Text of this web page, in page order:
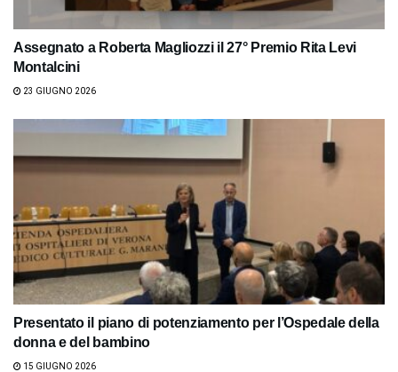
Assegnato a Roberta Magliozzi il 27° Premio Rita Levi
Montalcini
23 GIUGNO 2026
Presentato il piano di potenziamento per l’Ospedale della
donna e del bambino
15 GIUGNO 2026